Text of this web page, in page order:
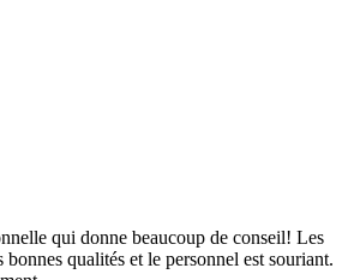
qui donne beaucoup de conseil! Les
bonnes qualités et le personnel est souriant.